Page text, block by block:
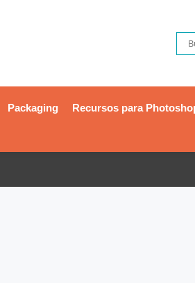
Packaging Recursos para